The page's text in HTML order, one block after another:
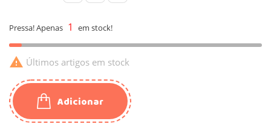
Pressa! Apenas 1 em stock!
 Últimos artigos em stock
Adicionar